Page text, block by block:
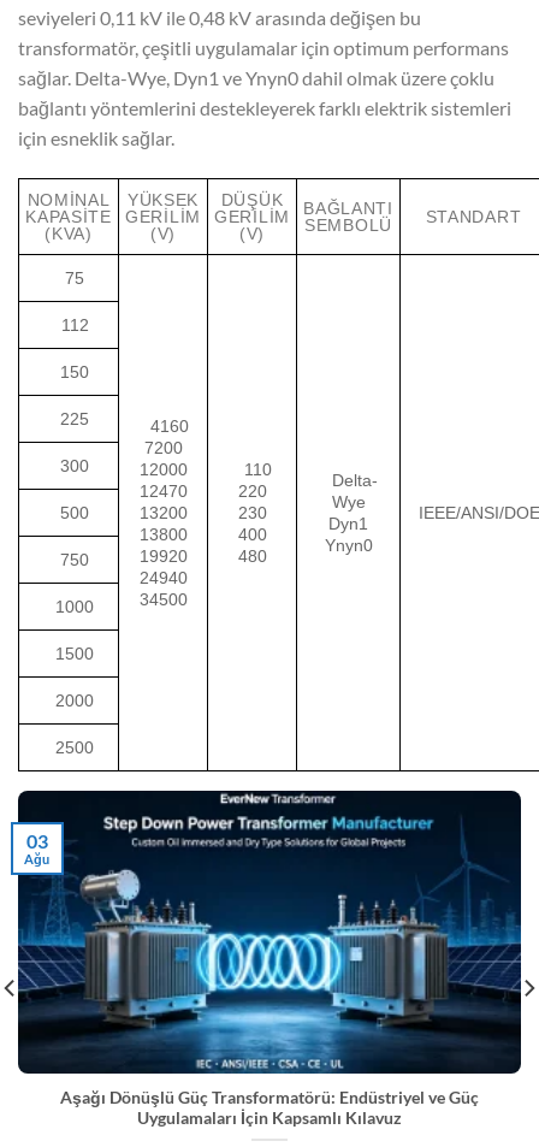
seviyeleri 0,11 kV ile 0,48 kV arasında değişen bu
transformatör, çeşitli uygulamalar için optimum performans
sağlar. Delta-Wye, Dyn1 ve Ynyn0 dahil olmak üzere çoklu
bağlantı yöntemlerini destekleyerek farklı elektrik sistemleri
için esneklik sağlar.
NOMINAL
KAPASITE
(KVA)
YÜKSEK
GERILIM
(V)
DÜŞÜK
GERILIM
(V)
BAĞLANTI
SEMBOLÜ
STANDART
75
4160
7200
12000
12470
13200
13800
19920
24940
34500
110
220
230
400
480
Delta-
Wye
Dyn1
Ynyn0
IEEE/ANSI/DOE
112
150
225
300
500
750
1000
1500
2000
2500
Aşağı Dönüşlü Güç Transformatörü: Endüstriyel ve Güç
Uygulamaları İçin Kapsamlı Kılavuz
03
Ağu